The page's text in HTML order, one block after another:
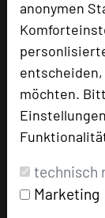
anonymen
möchten.
technisch
Marketing
Tagungsplaner
Tagungsleiter
Hoteldaten